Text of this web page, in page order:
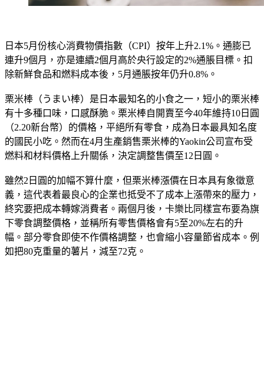
日本5月份核心消費物價指數（CPI）按年上升2.1%。通膨已
連升9個月，亦是連續2個月高於央行設定的2%通脹目標。扣
除新鮮食品和燃料成本後，5月通脹按年仍升0.8%。
栗米棒（うまい棒）是日本最知名的小食之一，短小的栗米棒
有十多種口味，口感酥脆。栗米棒自開賣至今40年維持10日圓
（2.20新台幣）的價格，平絕所有零食，成為日本最具知名度
的國民小吃。然而在4月生產銷售栗米棒的Yaokin公司宣布受
燃料和材料價格上升關係，決定調整售價至12日圓。
雖然2日圓的加幅不算什麼，但栗米棒漲價在日本具有象徵意
義，這代表着最良心的企業也抵受不了成本上漲帶來的壓力，
終究要把成本轉嫁消費者。兩個月後，卡樂比同樣宣布要為旗
下零食調整價格，並稱所有零售價格會有5至20%左右的升
幅。部分零食即使不作價格調整，也會縮小容量節省成本。例
如把80克重量的薯片，減至72克。